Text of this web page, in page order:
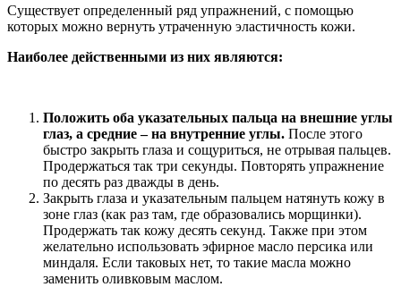
Существует определенный ряд упражнений, с помощью
которых можно вернуть утраченную эластичность кожи.
Наиболее действенными из них являются:
Положить оба указательных пальца на внешние углы
глаз, а средние – на внутренние углы. После этого
быстро закрыть глаза и сощуриться, не отрывая пальцев.
Продержаться так три секунды. Повторять упражнение
по десять раз дважды в день.
Закрыть глаза и указательным пальцем натянуть кожу в
зоне глаз (как раз там, где образовались морщинки).
Продержать так кожу десять секунд. Также при этом
желательно использовать эфирное масло персика или
миндаля. Если таковых нет, то такие масла можно
заменить оливковым маслом.